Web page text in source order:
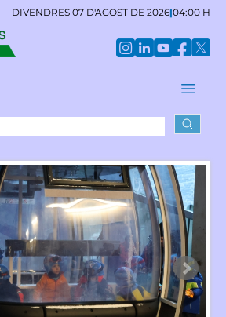
DIVENDRES 07 D'AGOST DE 2026|04:00 H